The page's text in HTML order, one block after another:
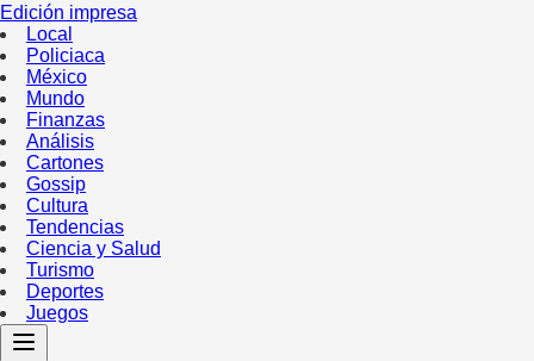
Edición impresa
Local
Policiaca
México
Mundo
Finanzas
Análisis
Cartones
Gossip
Cultura
Tendencias
Ciencia y Salud
Turismo
Deportes
Juegos